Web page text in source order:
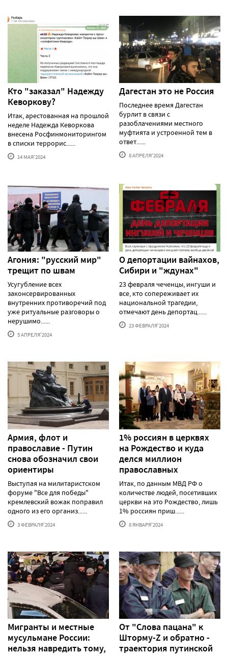
Кто "заказал" Надежду
Кеворкову?
Итак, арестованная на прошлой
неделе Надежда Кеворкова
внесена Росфинмониторингом
в списки террорис......
14 МАЯ'2024
Дагестан это не Россия
Последнее время Дагестан
бурлит в связи с
разоблачениями местного
муфтията и устроенной тем в
ответ......
8 АПРЕЛЯ'2024
Агония: "русский мир"
трещит по швам
Усугубление всех
законсервированных
внутренних противоречий под
уже ритуальные разговоры о
нерушимо......
5 АПРЕЛЯ'2024
О депортации вайнахов,
Сибири и "ждунах"
23 февраля чеченцы, ингуши и
все, кто сопереживает их
национальной трагедии,
отмечают день депортац......
23 ФЕВРАЛЯ'2024
Армия, флот и
православие - Путин
снова обозначил свои
ориентиры
Выступая на милитаристском
форуме "Все для победы"
кремлевский вожак поправил
одного из его организ......
3 ФЕВРАЛЯ'2024
1% россиян в церквях
на Рождество и куда
делся миллион
православных
Итак, по данным МВД РФ о
количестве людей, посетивших
церкви на это Рождество, лишь
1% россиян приш......
8 ЯНВАРЯ'2024
Мигранты и местные
мусульмане России:
нельзя навредить тому,
От "Слова пацана" к
Шторму-Z и обратно -
траектория путинской